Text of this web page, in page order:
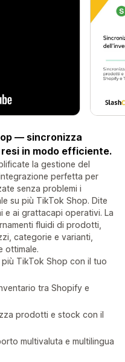
— sincronizza
in modo efficiente.
la gestione del
perfetta per
senza problemi i
su più TikTok Shop. Dite
e ai grattacapi operativi. La
fluidi di prodotti,
categorie e varianti,
ottimale.
TikTok Shop con il tuo
tra Shopify e
prodotti e stock con il
multivaluta e multilingua